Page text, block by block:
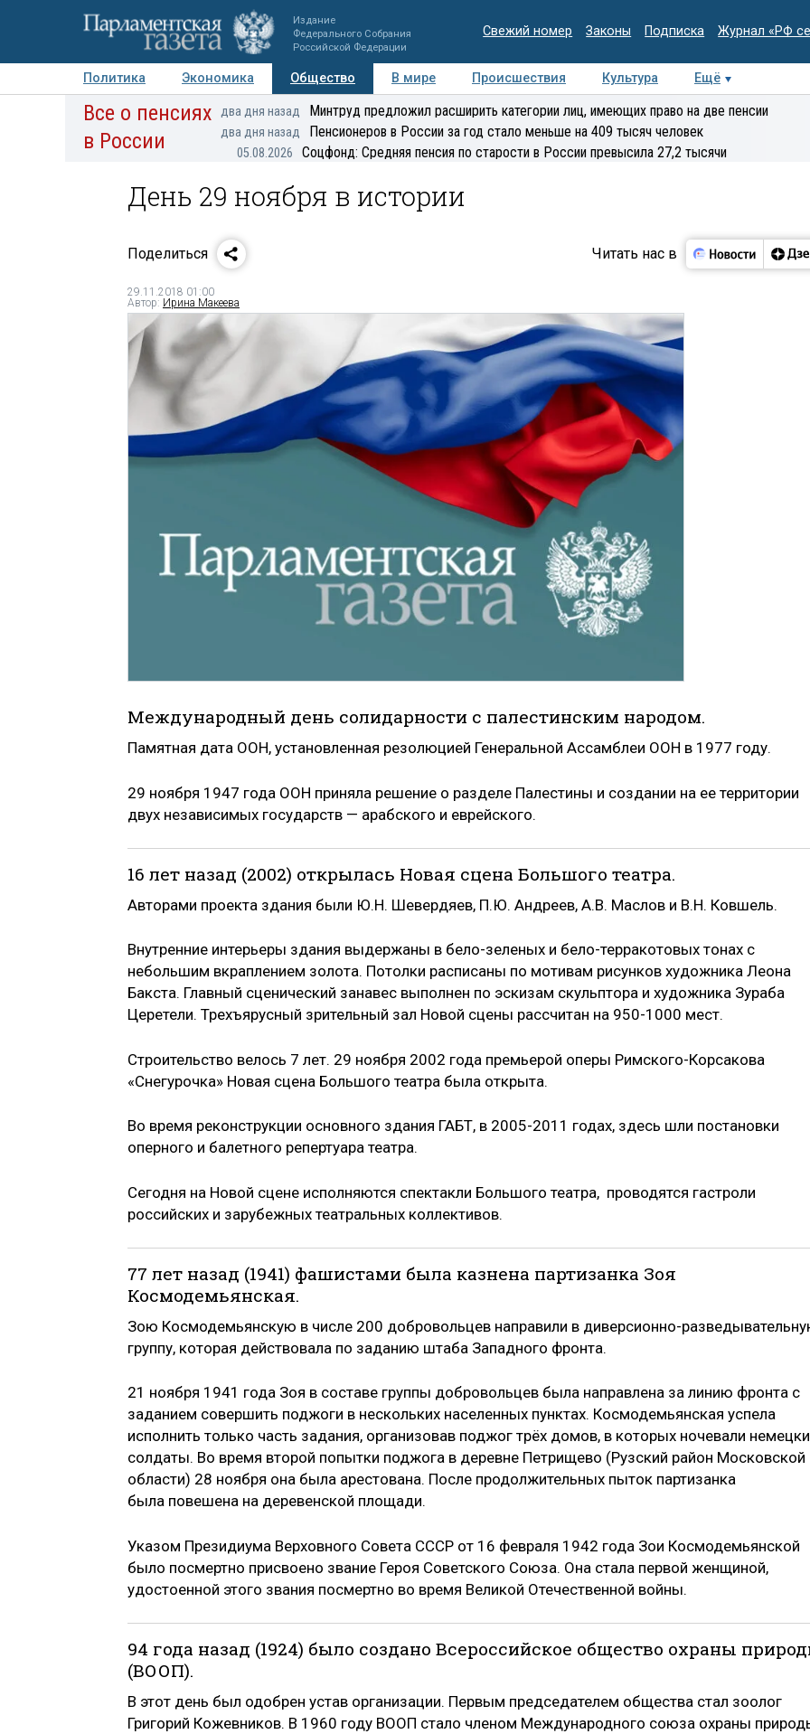
Издание
Федерального Собрания
Российской Федерации
Свежий номер Законы Подписка Журнал «РФ
Политика Экономика Общество В мире Происшествия Культура
Ещё
Авторы Персоны Мнения Регионы Медиацентр Интервью Колумнисты
Все о пенсиях
в России
два дня назад Минтруд предложил расширить категории лиц, имеющих право на две пенсии
два дня назад Пенсионеров в России за год стало меньше на 409 тысяч человек
05.08.2026 Соцфонд: Средняя пенсия по старости в России превысила 27,2 тысячи
День 29 ноября в истории
Поделиться Читать нас в
29.11.2018 01:00
Автор: Ирина Макеева
Международный день солидарности с палестинским народом.
Памятная дата ООН, установленная резолюцией Генеральной Ассамблеи ООН в 1977 году.
29 ноября 1947 года ООН приняла решение о разделе Палестины и создании на ее территории
двух независимых государств — арабского и еврейского.
16 лет назад (2002) открылась Новая сцена Большого театра.
Авторами проекта здания были Ю.Н. Шевердяев, П.Ю. Андреев, А.В. Маслов и В.Н. Ковшель.
Внутренние интерьеры здания выдержаны в бело-зеленых и бело-терракотовых тонах с
небольшим вкраплением золота. Потолки расписаны по мотивам рисунков художника Леона
Бакста. Главный сценический занавес выполнен по эскизам скульптора и художника Зураба
Церетели. Трехъярусный зрительный зал Новой сцены рассчитан на 950-1000 мест.
Строительство велось 7 лет. 29 ноября 2002 года премьерой оперы Римского-Корсакова
«Снегурочка» Новая сцена Большого театра была открыта.
Во время реконструкции основного здания ГАБТ, в 2005-2011 годах, здесь шли постановки
оперного и балетного репертуара театра.
Сегодня на Новой сцене исполняются спектакли Большого театра, проводятся гастроли
российских и зарубежных театральных коллективов.
77 лет назад (1941) фашистами была казнена партизанка Зоя
Космодемьянская.
Зою Космодемьянскую в числе 200 добровольцев направили в диверсионно-
группу, которая действовала по заданию штаба Западного фронта.
21 ноября 1941 года Зоя в составе группы добровольцев была направлена за линию фронта с
заданием совершить поджоги в нескольких населенных пунктах. Космодемьянская успела
исполнить только часть задания, организовав поджог трёх домов, в которых ночевали
солдаты. Во время второй попытки поджога в деревне Петрищево (Рузский район Московской
области) 28 ноября она была арестована. После продолжительных пыток партизанка
была повешена на деревенской площади.
Указом Президиума Верховного Совета СССР от 16 февраля 1942 года Зои Космодемьянской
было посмертно присвоено звание Героя Советского Союза. Она стала первой женщиной,
удостоенной этого звания посмертно во время Великой Отечественной войны.
94 года назад (1924) было создано Всероссийское общество охраны
(ВООП).
В этот день был одобрен устав организации. Первым председателем общества стал зоолог
Григорий Кожевников. В 1960 году ВООП стало членом Международного союза охраны